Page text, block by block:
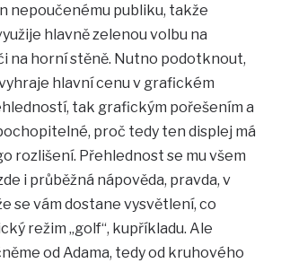
nepoučenému publiku, takže
hlavně zelenou volbu na
na horní stěně. Nutno podotknout,
hlavní cenu v grafickém
tak grafickým pořešením a
proč tedy ten displej má
rozlišení. Přehlednost se mu všem
i průběžná nápověda, pravda, v
se vám dostane vysvětlení, co
režim „golf“, kupříkladu. Ale
od Adama, tedy od kruhového